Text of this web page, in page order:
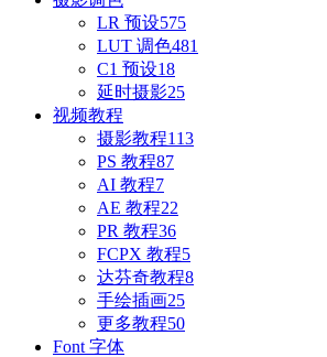
LR 预设575
LUT 调色481
C1 预设18
延时摄影25
视频教程
摄影教程113
PS 教程87
AI 教程7
AE 教程22
PR 教程36
FCPX 教程5
达芬奇教程8
手绘插画25
更多教程50
Font 字体